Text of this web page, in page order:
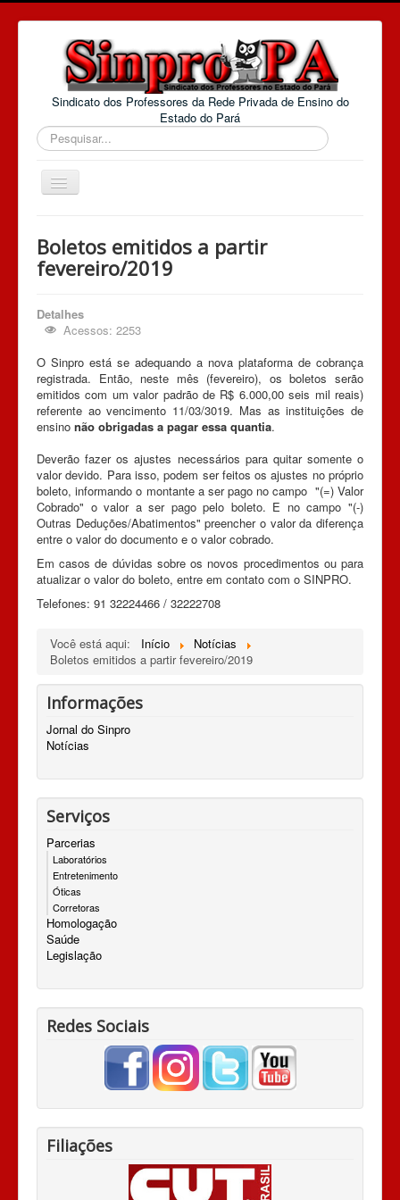
Sindicato dos Professores da Rede Privada de Ensino do
Estado do Pará
Pesquisar...
Alternar
Navegação
E-mail
O Sinpro-PA
Jurídico Web
Boletos emitidos a partir
fevereiro/2019
Detalhes
Acessos: 2253
O Sinpro está se adequando a nova plataforma de cobrança
registrada. Então, neste mês (fevereiro), os boletos serão
emitidos com um valor padrão de R$ 6.000,00 seis mil reais)
referente ao vencimento 11/03/3019. Mas as instituições de
ensino não obrigadas a pagar essa quantia.
Deverão fazer os ajustes necessários para quitar somente o
valor devido. Para isso, podem ser feitos os ajustes no próprio
boleto, informando o montante a ser pago no campo "(=) Valor
Cobrado" o valor a ser pago pelo boleto. E no campo "(-)
Outras Deduções/Abatimentos" preencher o valor da diferença
entre o valor do documento e o valor cobrado.
Em casos de dúvidas sobre os novos procedimentos ou para
atualizar o valor do boleto, entre em contato com o SINPRO.
Telefones: 91 32224466 / 32222708
Você está aqui: Início
Notícias
Boletos emitidos a partir fevereiro/2019
Informações
Jornal do Sinpro
Notícias
Serviços
Parcerias
Laboratórios
Entretenimento
Óticas
Corretoras
Homologação
Saúde
Legislação
Redes Sociais
Filiações